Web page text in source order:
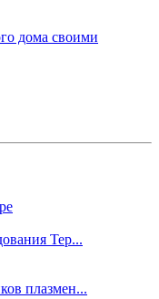
дома своими
Тер...
плазмен...